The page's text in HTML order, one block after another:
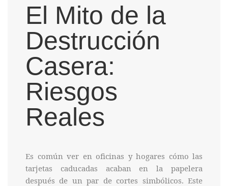
El Mito de la
Destrucción
Casera:
Riesgos
Reales
Es común ver en oficinas y hogares cómo las
tarjetas caducadas acaban en la papelera
después de un par de cortes simbólicos. Este